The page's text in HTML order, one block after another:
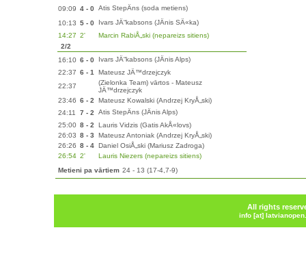
09:09 4 - 0
Atis StepÄns (soda metiens)
10:13 5 - 0
Ivars JÄ“kabsons (JÄnis SÄ«ka)
14:27 2'
Marcin RabiÅ„ski (nepareizs sitiens)
2/2
16:10 6 - 0
Ivars JÄ“kabsons (JÄnis Alps)
22:37 6 - 1
Mateusz JÄ™drzejczyk
22:37
(Zielonka Team) vārtos - Mateusz
JÄ™drzejczyk
23:46 6 - 2
Mateusz Kowalski (Andrzej KryÅ„ski)
24:11
7 - 2
Atis StepÄns (JÄnis Alps)
25:00 8 - 2
Lauris Vidzis (Gatis AkÅ«lovs)
26:03 8 - 3
Mateusz Antoniak (Andrzej KryÅ„ski)
26:26 8 - 4 Daniel OsiÅ„ski (Mariusz Zadroga)
26:54 2'
Lauris Niezers (nepareizs sitiens)
Metieni pa vārtiem 24 - 13 (17-4,7-9)
All rights
info [at]